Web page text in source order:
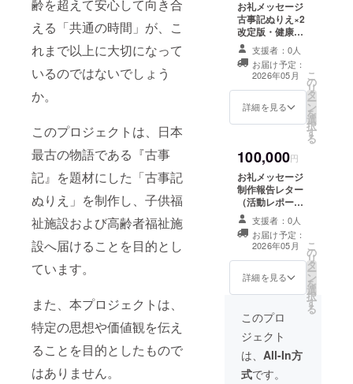
齢を超えて安心して向き合
える「共通の時間」が、こ
れまで以上に大切になって
いるのではないでしょう
か。
このプロジェクトは、日本
最古の物語である『古事
記』を題材にした「古事記
ぬりえ」を制作し、子供福
祉施設および高齢者福祉施
設へ届けることを目的とし
ています。
また、本プロジェクトは、
特定の思想や価値観を伝え
ることを目的としたもので
はありません。
次の世代へ
大切なもの
を手渡すた
めに、これ
からも誠実
に歩みを重
ねてまいり
ます。どう
お願い申し
上げます。
はあもにい
教育研究
会 代表
対象年齢：0歳か
ら高齢者まで ・
サイズ：
84cm×59cm ・
材質、素材：紙
・重さ、色 ・生
産国、説明書の
有無及び言語：
日本、日本語 神
話よみきかせ会
「神話」すごろ
く大会 ・日時：
2026年6月頃開
催 ・場所：東京
都杉並区 ・支援
者様の交通費や
滞在費：支援者
様の交通費や滞
在費は各自でご
負担ください。
・支援者様との
します。
お礼メッセージ
古事記ぬりえ×2
改定版・健康ぬ
りえ×2 おどろ氣
ももの氣古事記
の氣（あべまり
あさん直筆サイ
ン入り冊子）×2
親子で楽しむ
ム ・対象年齢：
0歳から高齢者ま
で ・サイズ：
84cm×59cm ・
材質、素材：紙
・重さ、色 ・生
産国、説明書の
有無及び言語：
日本、日本語 や
まとことば姓名
鑑定 1名 神話
よみきかせ会 親
話」すごろく大
会 ・日時：2026
年6月頃開催 ・
場所：東京都杉
並区 ・支援者様
支援者：0人
お届け予定：
2026年05月
詳細を見る
こ
の
リ
タ
ー
ン
を
選
択
す
る
100,000円
お礼メッセージ
制作報告レター
（活動レポー
ト） 古事記ぬり
え×2 改定版・健
康ぬりえ×2 おど
ろ氣ももの氣古
事記の氣（あべ
まりあさん直筆
子）×2 親子で楽
しむ「神話」神
話すごろく×2 ・
ジャンル：ボー
ドゲーム ・対象
年齢：0歳から高
齢者まで ・サイ
支援者：0人
お届け予定：
2026年05月
詳細を見る
こ
の
リ
タ
ー
ン
を
選
択
す
る
このプロ
ジェクト
は、 All-In方
式です。